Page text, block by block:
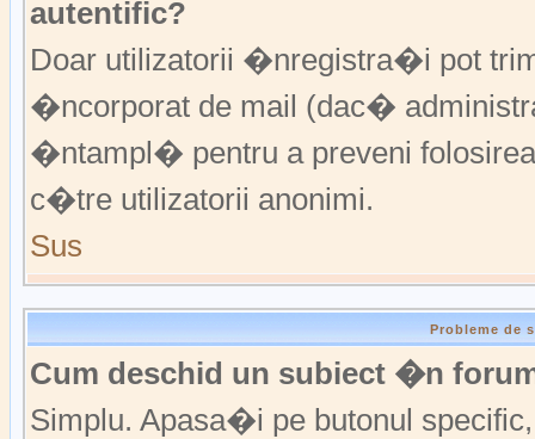
autentific?
Doar utilizatorii �nregistra�i pot
�ncorporat de mail (dac�
�ntampl� pentru a preveni
c�tre utilizatorii anonimi.
Sus
Probleme de
Cum deschid un subiect �n
Simplu. Apasa�i pe butonul